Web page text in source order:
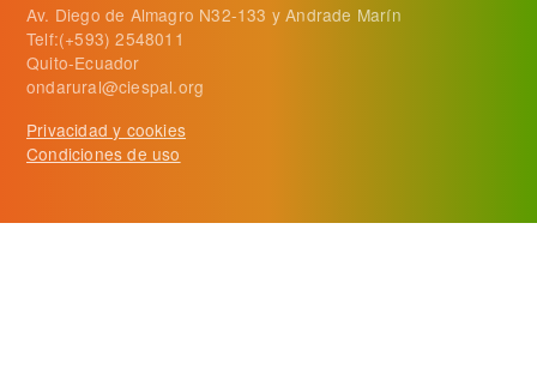
Av. Diego de Almagro N32-133 y Andrade Marín
Telf:(+593) 2548011
Quito-Ecuador
ondarural@ciespal.org
Privacidad y cookies
Condiciones de uso